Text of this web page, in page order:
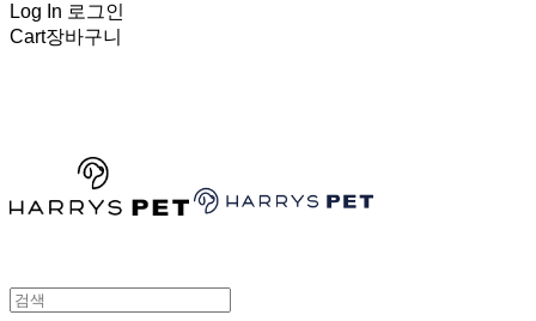
Log In 로그인
Cart장바구니